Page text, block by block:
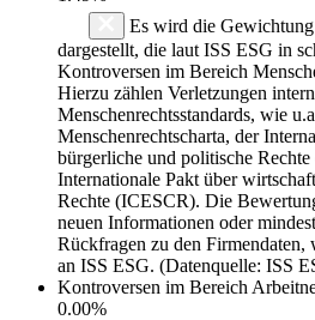
Es wird die
dargestellt, die laut ISS ESG in
Kontroversen im Bereich
Hierzu zählen Verletzungen
Menschenrechtsstandards, wie
Menschenrechtscharta, der
bürgerliche und politische
Internationale Pakt über
Rechte (ICESCR). Die
neuen Informationen oder
Rückfragen zu den Firmendaten,
an ISS ESG. (Datenquelle: ISS
Kontroversen im Bereich
0.00%